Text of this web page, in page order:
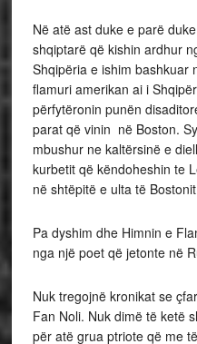
Në atë ast duke e parë
shqiptarë që kishin ardhur
Shqipëria e ishim bashkuar
flamuri amerikan ai i
përfytëronin punën
parat që vinin në Boston.
mbushur ne kaltërsinë e
kurbetit që këndoheshin te
në shtëpitë e ulta të
Pa dyshim dhe Himnin e
nga një poet që jetonte në
Nuk tregojnë kronikat se
Fan Noli. Nuk dimë të ketë
për atë grua ptriote që me